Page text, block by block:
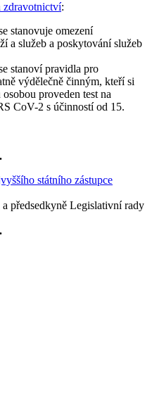
zdravotnictví:
stanovuje omezení
a služeb a poskytování služeb
stanoví pravidla pro
výdělečně činným, kteří si
proveden test na
CoV-2 s účinností od 15.
státního zástupce
předsedkyně Legislativní rady